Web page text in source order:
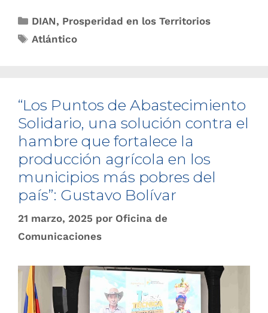
DIAN, Prosperidad en los Territorios
Atlántico
“Los Puntos de Abastecimiento
Solidario, una solución contra el
hambre que fortalece la
producción agrícola en los
municipios más pobres del
país”: Gustavo Bolívar
21 marzo, 2025 por Oficina de
Comunicaciones